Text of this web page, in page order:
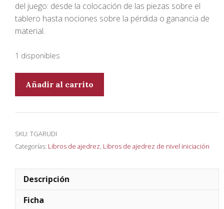
del juego: desde la colocación de las piezas sobre el
tablero hasta nociones sobre la pérdida o ganancia de
material.
1 disponibles
General
ajedrez-
Añadir al carrito
SKU: TGARUDI
Categorías: Libros de ajedrez, Libros de ajedrez de nivel iniciación
Descripción
Ficha